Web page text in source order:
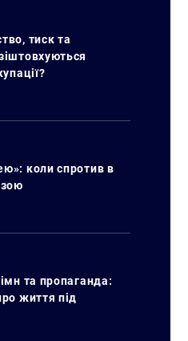
тиск та
коли спротив в
та пропаганда:
життя під